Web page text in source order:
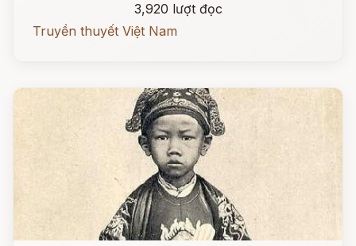
3,920 lượt đọc
Truyền thuyết Việt Nam